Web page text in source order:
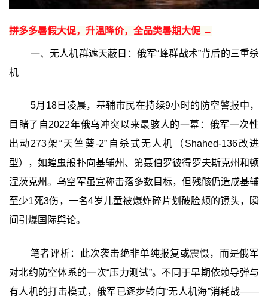
拼多多暑假大促，升温降价，全品类暑期大促 →
一、无人机群遮天蔽日：俄军“蜂群战术”背后的三重杀
机
5月18日凌晨，基辅市民在持续9小时的防空警报中，
目睹了自2022年俄乌冲突以来最骇人的一幕：俄军一次性
出动273架“天竺葵-2”自杀式无人机（Shahed-136改进
型），如蝗虫般扑向基辅州、第聂伯罗彼得罗夫斯克州和顿
涅茨克州。乌空军虽宣称击落多数目标，但残骸仍造成基辅
至少1死3伤，一名4岁儿童被爆炸碎片划破脸颊的镜头，瞬
间引爆国际舆论。
笔者评析：此次袭击绝非单纯报复或震慑，而是俄军
对北约防空体系的一次“压力测试”。不同于早期依赖导弹与
有人机的打击模式，俄军已逐步转向“无人机海”消耗战——